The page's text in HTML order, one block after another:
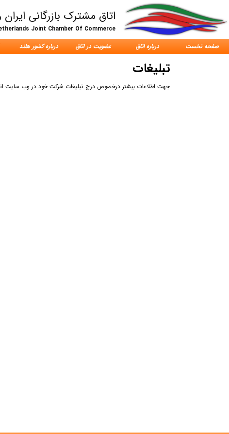
اتاق مشترک بازرگانی
Joint Chamber Of Commerce
صفحه نخست
درباره اتاق عضویت در اتاق درباره کشور هلند
تبلیغات
جهت اطلاعات بیشتر درخصوص درج تبلیغات شرکت خود در وب سایت اتاق مشترک بازرگانی